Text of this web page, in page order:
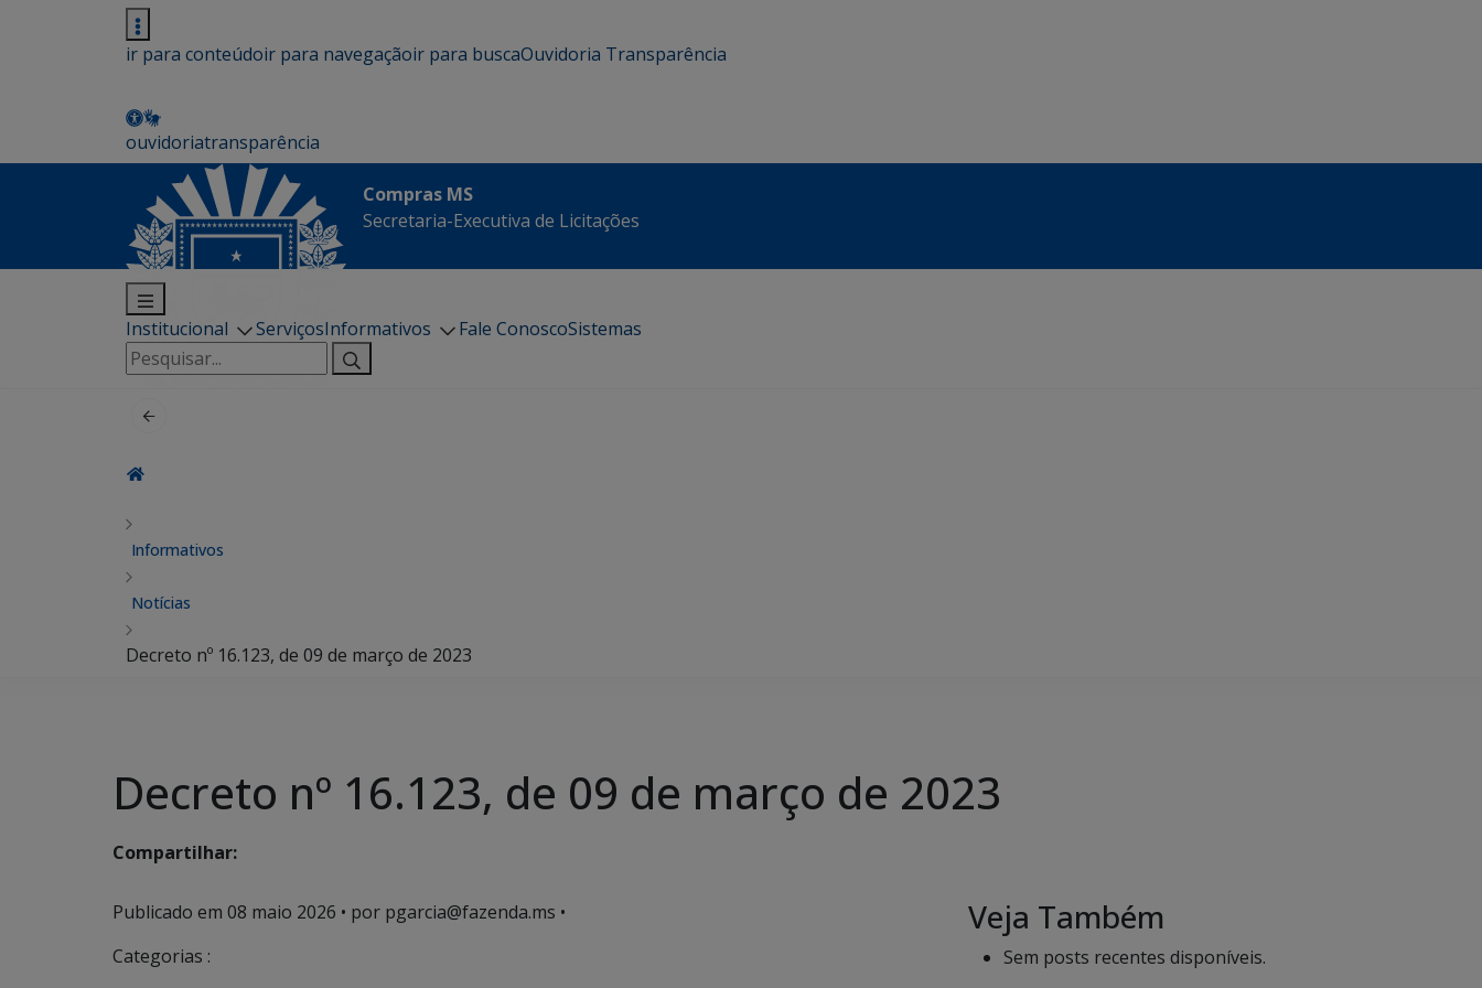
ir para conteúdoir para navegaçãoir para buscaOuvidoria Transparência
ouvidoriatransparência
Compras MS
Secretaria-Executiva de Licitações
Institucional ServiçosInformativos Fale ConoscoSistemas
Pesquisar
por:
Informativos
Notícias
Decreto nº 16.123, de 09 de março de 2023
Decreto nº 16.123, de 09 de março de 2023
Compartilhar:
Publicado em 08 maio 2026 • por pgarcia@fazenda.ms •
Categorias :
Veja Também
Sem posts recentes disponíveis.